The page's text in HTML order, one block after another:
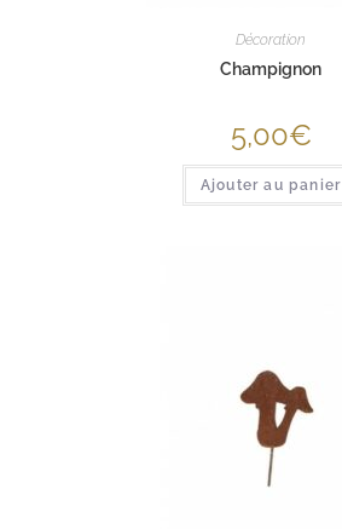
Décoration
Champignon
5,00€
Ajouter au panier